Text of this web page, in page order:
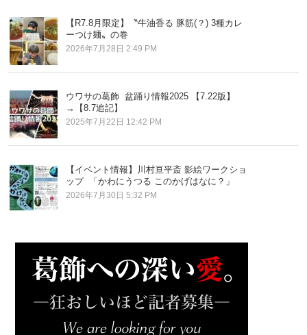
【R7.8月限定】〝牛油香る 豚筋(？) 3種カレ
ーつけ麺〟の巻
2026年7月28日 2:49 PM
ウワサの葛飾 盆踊り情報2025 【7.22版】
→【8.7追記】
2025年7月22日 12:42 PM
【イベント情報】川村亘平斎 影絵ワークショ
ップ 「かわにうつる このかげはなに？」
2026年7月30日 5:32 PM